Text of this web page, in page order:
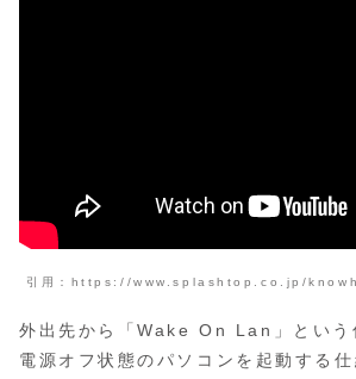
引用：https://www.splashtop.co.jp/
外出先から「Wake On Lan」という
電源オフ状態のパソコンを起動する